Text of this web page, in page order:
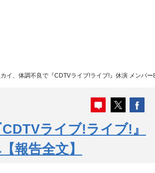
イ、体調不良で『CDTVライブ!ライブ!』休演 メンバー
ライブ!ライブ!』
報告全文】